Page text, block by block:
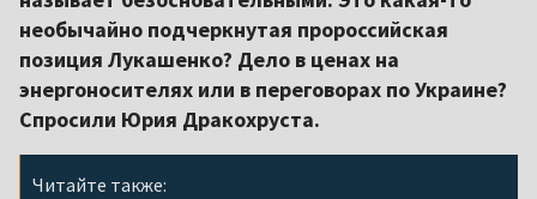
необычайно подчеркнутая пророссийская
позиция Лукашенко? Дело в ценах на
энергоносителях или в переговорах по Украине?
Спросили Юрия Дракохруста.
Читайте также: